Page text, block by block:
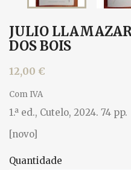
JULIO
DOS BOIS
12,00 €
Com IVA
1.ª ed., Cutelo, 2024. 74 pp.
[novo]
Quantidade